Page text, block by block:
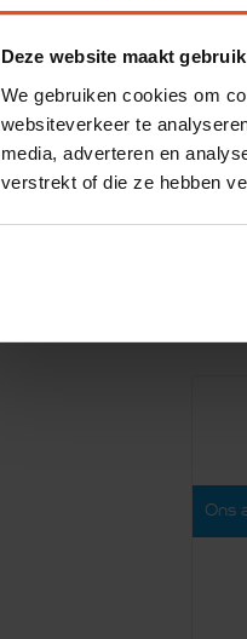
Deze website maakt
We gebruiken cookies om
websiteverkeer te
media, adverteren en
verstrekt of die ze hebben
Ons